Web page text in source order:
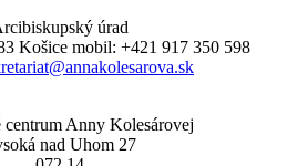
úrad
Košice mobil: +421 917 350 598
centrum Anny Kolesárovej
nad Uhom 27